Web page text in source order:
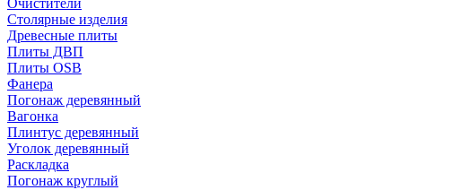
Очистители
Столярные изделия
Древесные плиты
Плиты ДВП
Плиты OSB
Фанера
Погонаж деревянный
Вагонка
Плинтус деревянный
Уголок деревянный
Раскладка
Погонаж круглый